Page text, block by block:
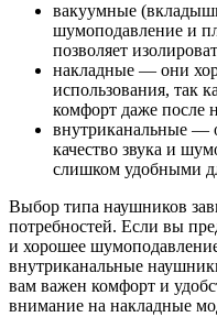
вакуумные
шумоподавление и
позволяет
накладные — они
использования, так
комфорт даже после
внутриканальные —
качество звука и
слишком удобными
Выбор типа наушников
потребностей. Если вы
и хорошее
внутриканальные
вам важен комфорт и
внимание на накладные